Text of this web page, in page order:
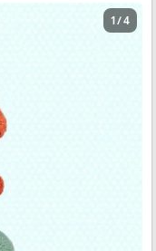
1 / 4